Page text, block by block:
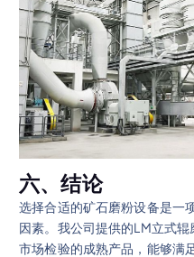
六、结论
选择合适的矿石磨粉设备是一
因素。我公司提供的LM立式
市场检验的成熟产品，能够满